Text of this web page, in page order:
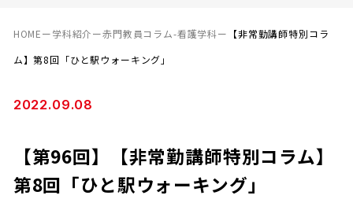
HOMEー学科紹介ー赤門教員コラム-看護学科ー 【非常勤講師特別コラ
ム】第8回「ひと駅ウォーキング」
2022.09.08
【第96回】【非常勤講師特別コラム】
第8回「ひと駅ウォーキング」